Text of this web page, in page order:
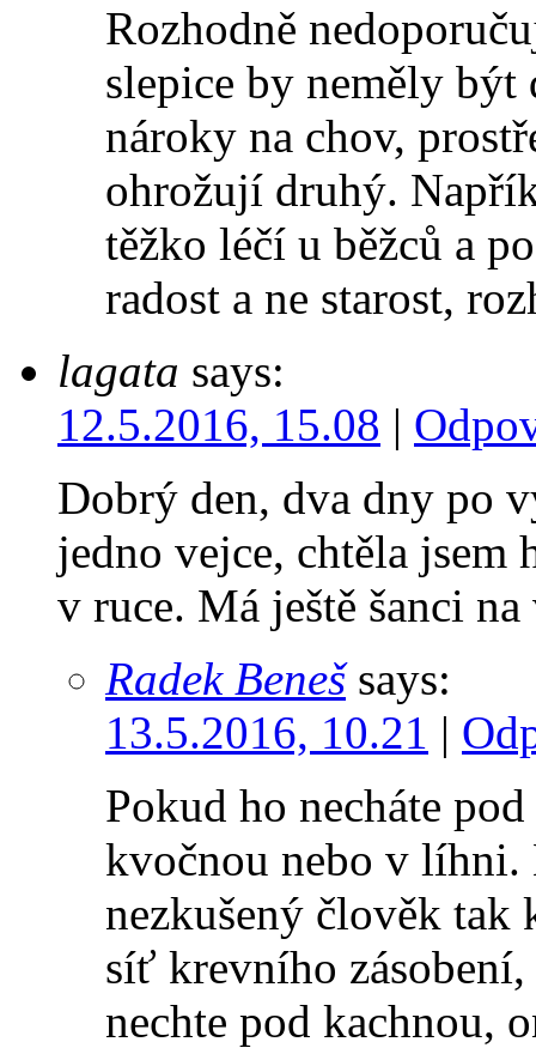
Rozhodně
slepice by neměly být
nároky na chov,
ohrožují druhý.
těžko léčí u běžců a
radost a ne starost,
lagata says:
12.5.2016, 15.08 |
Dobrý den, dva dny po
jedno vejce, chtěla jsem
v ruce. Má ještě šanci
Radek Beneš says:
13.5.2016, 10.21 |
Pokud ho necháte
kvočnou nebo v líhni.
nezkušený člověk tak
síť krevního
nechte pod kachnou,